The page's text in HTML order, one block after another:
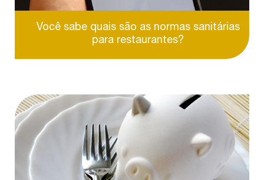
Você sabe quais são as normas sanitárias
para restaurantes?